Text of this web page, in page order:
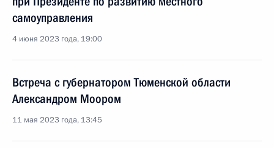
самоуправления
4 июня 2023 года, 19:00
Встреча с губернатором Тюменской области
Александром Моором
11 мая 2023 года, 13:45